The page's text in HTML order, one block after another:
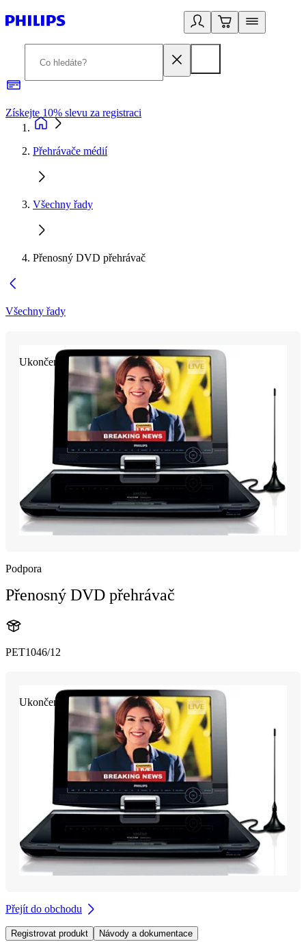
Získejte 10% slevu za registraci
Přehrávače médií
Všechny řady
Přenosný DVD přehrávač
Všechny řady
Ukončeno
Podpora
Přenosný DVD přehrávač
PET1046/12
Ukončeno
Přejít do obchodu
Registrovat produkt Návody a dokumentace